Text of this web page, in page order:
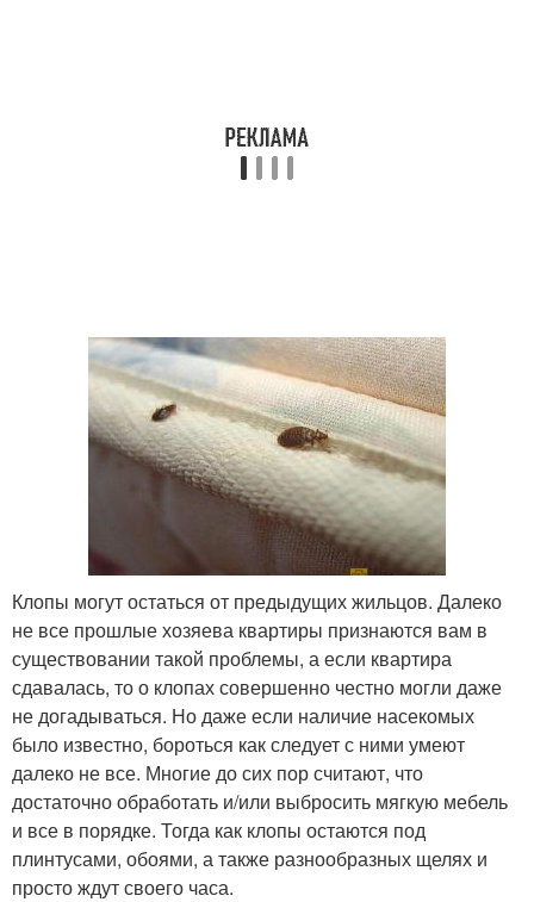
Клопы могут остаться от предыдущих жильцов. Далеко
не все прошлые хозяева квартиры признаются вам в
существовании такой проблемы, а если квартира
сдавалась, то о клопах совершенно честно могли даже
не догадываться. Но даже если наличие насекомых
было известно, бороться как следует с ними умеют
далеко не все. Многие до сих пор считают, что
достаточно обработать и/или выбросить мягкую мебель
и все в порядке. Тогда как клопы остаются под
плинтусами, обоями, а также разнообразных щелях и
просто ждут своего часа.